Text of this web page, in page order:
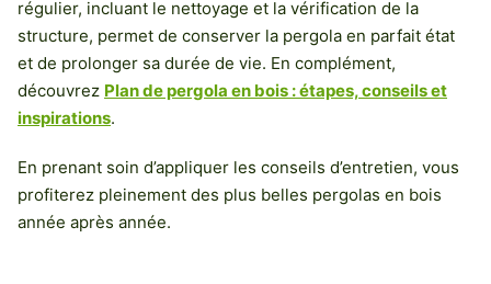
régulier, incluant le nettoyage et la vérification de la
structure, permet de conserver la pergola en parfait état
et de prolonger sa durée de vie. En complément,
découvrez Plan de pergola en bois : étapes, conseils et
inspirations.
En prenant soin d’appliquer les conseils d’entretien, vous
profiterez pleinement des plus belles pergolas en bois
année après année.